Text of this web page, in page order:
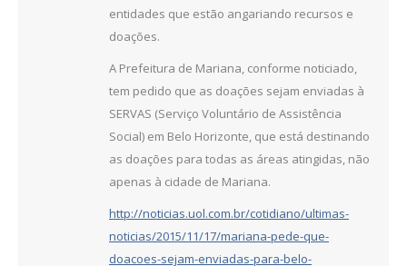
entidades que estão angariando recursos e
doações.
A Prefeitura de Mariana, conforme noticiado,
tem pedido que as doações sejam enviadas à
SERVAS (Serviço Voluntário de Assistência
Social) em Belo Horizonte, que está destinando
as doações para todas as áreas atingidas, não
apenas à cidade de Mariana.
http://noticias.uol.com.br/cotidiano/ultimas-
noticias/2015/11/17/mariana-pede-que-
doacoes-sejam-enviadas-para-belo-